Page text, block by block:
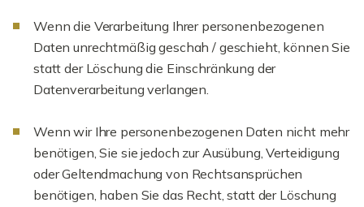
Wenn die Verarbeitung Ihrer personenbezogenen
Daten unrechtmäßig geschah / geschieht, können Sie
statt der Löschung die Einschränkung der
Datenverarbeitung verlangen.
Wenn wir Ihre personenbezogenen Daten nicht mehr
benötigen, Sie sie jedoch zur Ausübung, Verteidigung
oder Geltendmachung von Rechtsansprüchen
benötigen, haben Sie das Recht, statt der Löschung